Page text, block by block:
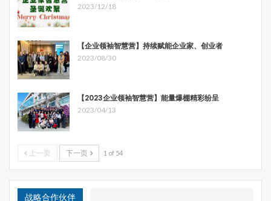
2023/12/18
【企业领袖智慧营】持续赋能企业家、创业者
2023/08/30
【2023企业领袖智慧营】能量爆棚精彩纷呈
2023/04/13
上一页 下一页 1 of 54
战略合作伙伴